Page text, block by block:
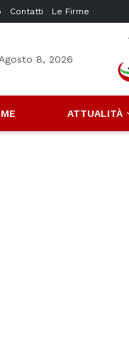
Contatti Le Firme
8, 2026
ATTUALITÀ